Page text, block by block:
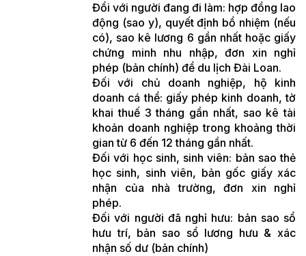
Đổi với người đang đi làm: hợp đồng lao
động (sao y), quyết định bổ nhiệm (nếu
có), sao kê lương 6 gần nhất hoặc giấy
chứng minh nhu nhập, đơn xin nghỉ
phép (bản chính) để du lịch Đài Loan.
Đối với chủ doanh nghiệp, hộ kinh
doanh cá thể: giấy phép kinh doanh, tờ
khai thuế 3 tháng gần nhất, sao kê tài
khoản doanh nghiệp trong khoảng thời
gian từ 6 đến 12 tháng gần nhất.
Đối với học sinh, sinh viên: bản sao thẻ
học sinh, sinh viên, bản gốc giấy xác
nhận của nhà trường, đơn xin nghỉ
phép.
Đối với người đã nghỉ hưu: bản sao sổ
hưu trí, bản sao sổ lương hưu & xác
nhận số dư (bản chính)